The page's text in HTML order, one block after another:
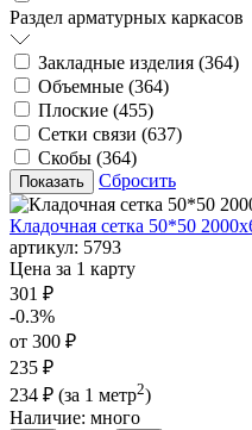
Раздел арматурных каркасов
Закладные изделия (364)
Объемные (364)
Плоские (455)
Сетки связи (637)
Скобы (364)
Сбросить
Кладочная сетка 50*50
артикул: 5793
Цена за 1 карту
301 ₽
-0.3%
от 300 ₽
235 ₽
234 ₽ (за 1 метр2)
Наличие: много